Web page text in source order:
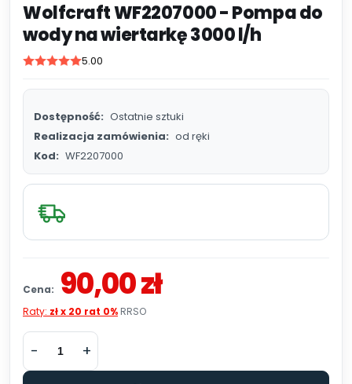
Wolfcraft WF2207000 - Pompa do
wody na wiertarkę 3000 l/h
5.00
Dostępność: Ostatnie sztuki
Realizacja zamówienia: od ręki
Kod: WF2207000
Cena: 90,00 zł
Raty: zł x 20 rat 0% RRSO